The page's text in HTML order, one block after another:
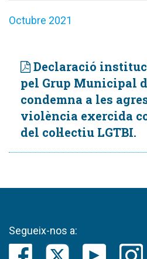
Octubre 2021
Declaració
pel Grup Municipal
condemna a les
violència exercida
del col·lectiu LGTBI.
Segueix-nos a: